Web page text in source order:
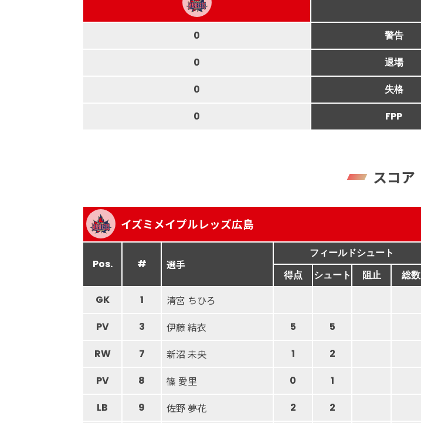
0 警告
0
退場
0
失格
0
FPP
スコア
イズミメイプルレッズ広島
Pos. # 選手
フィールドシュート
得点
シュート 阻止 総数
GK
1 清宮 ちひろ
PV 3 伊藤 結衣 5
5
RW
7 新沼 未央 1
2
PV
8 篠 愛里 0
1
LB
9 佐野 夢花 2
2